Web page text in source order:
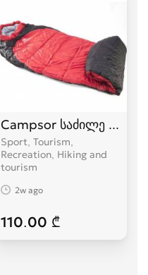
Campsor საძილე
Sport, Tourism,
Recreation, Hiking and
tourism
2w ago
110.00 ₾